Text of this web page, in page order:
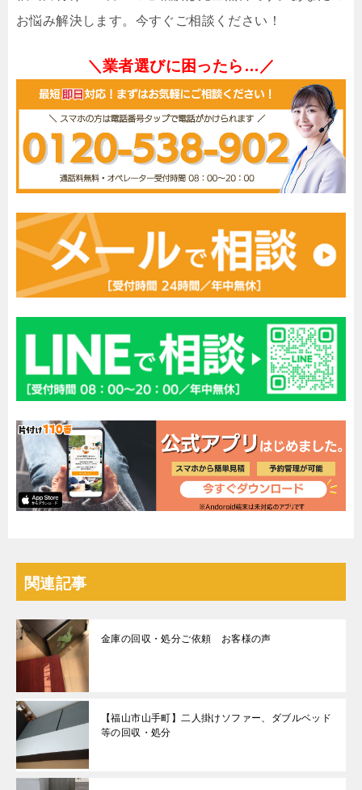
お悩み解決します。今すぐご相談ください！
＼業者選びに困ったら…／
関連記事
金庫の回収・処分ご依頼 お客様の声
【福山市山手町】二人掛けソファー、ダブルベッド
等の回収・処分